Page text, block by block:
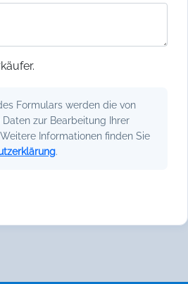
Formulars werden die von
zur Bearbeitung Ihrer
Informationen finden Sie
.